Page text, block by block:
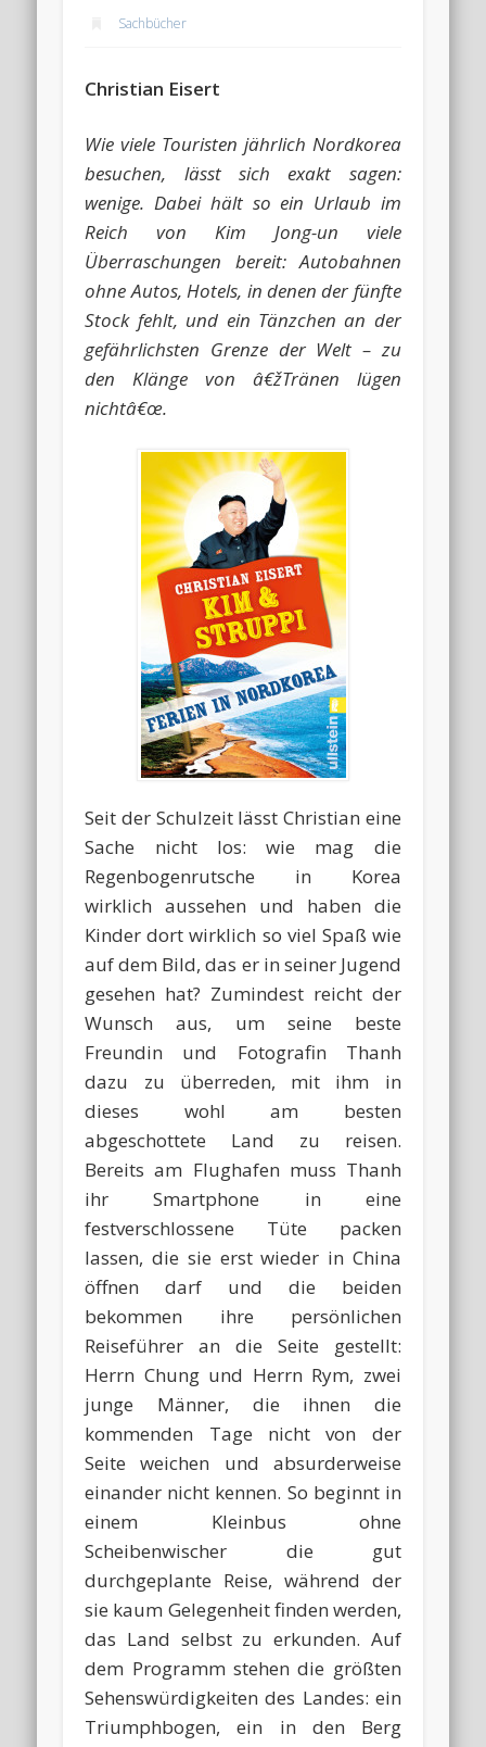
Sachbücher
Christian Eisert
Wie viele Touristen jährlich Nordkorea
besuchen, lässt sich exakt sagen:
wenige. Dabei hält so ein Urlaub im
Reich von Kim Jong-un viele
Überraschungen bereit: Autobahnen
ohne Autos, Hotels, in denen der fünfte
Stock fehlt, und ein Tänzchen an der
gefährlichsten Grenze der Welt – zu
den Klänge von â€žTränen lügen
nichtâ€œ.
Seit der Schulzeit lässt Christian eine
Sache nicht los: wie mag die
Regenbogenrutsche in Korea
wirklich aussehen und haben die
Kinder dort wirklich so viel Spaß wie
auf dem Bild, das er in seiner Jugend
gesehen hat? Zumindest reicht der
Wunsch aus, um seine beste
Freundin und Fotografin Thanh
dazu zu überreden, mit ihm in
dieses wohl am besten
abgeschottete Land zu reisen.
Bereits am Flughafen muss Thanh
ihr Smartphone in eine
festverschlossene Tüte packen
lassen, die sie erst wieder in China
öffnen darf und die beiden
bekommen ihre persönlichen
Reiseführer an die Seite gestellt:
Herrn Chung und Herrn Rym, zwei
junge Männer, die ihnen die
kommenden Tage nicht von der
Seite weichen und absurderweise
einander nicht kennen. So beginnt in
einem Kleinbus ohne
Scheibenwischer die gut
durchgeplante Reise, während der
sie kaum Gelegenheit finden werden,
das Land selbst zu erkunden. Auf
dem Programm stehen die größten
Sehenswürdigkeiten des Landes: ein
Triumphbogen, ein in den Berg